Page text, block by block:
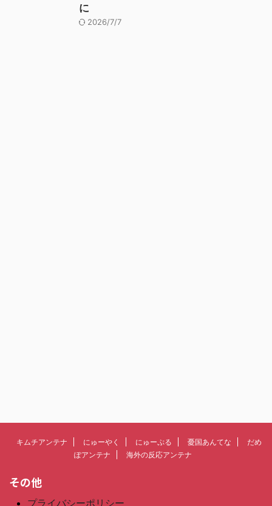
に
2026/7/7
キムチアンテナ にゅーやく にゅーぷる 憂国あんてな
だめ
ぽアンテナ
海外の反応アンテナ
その他
プライバシーポリシー